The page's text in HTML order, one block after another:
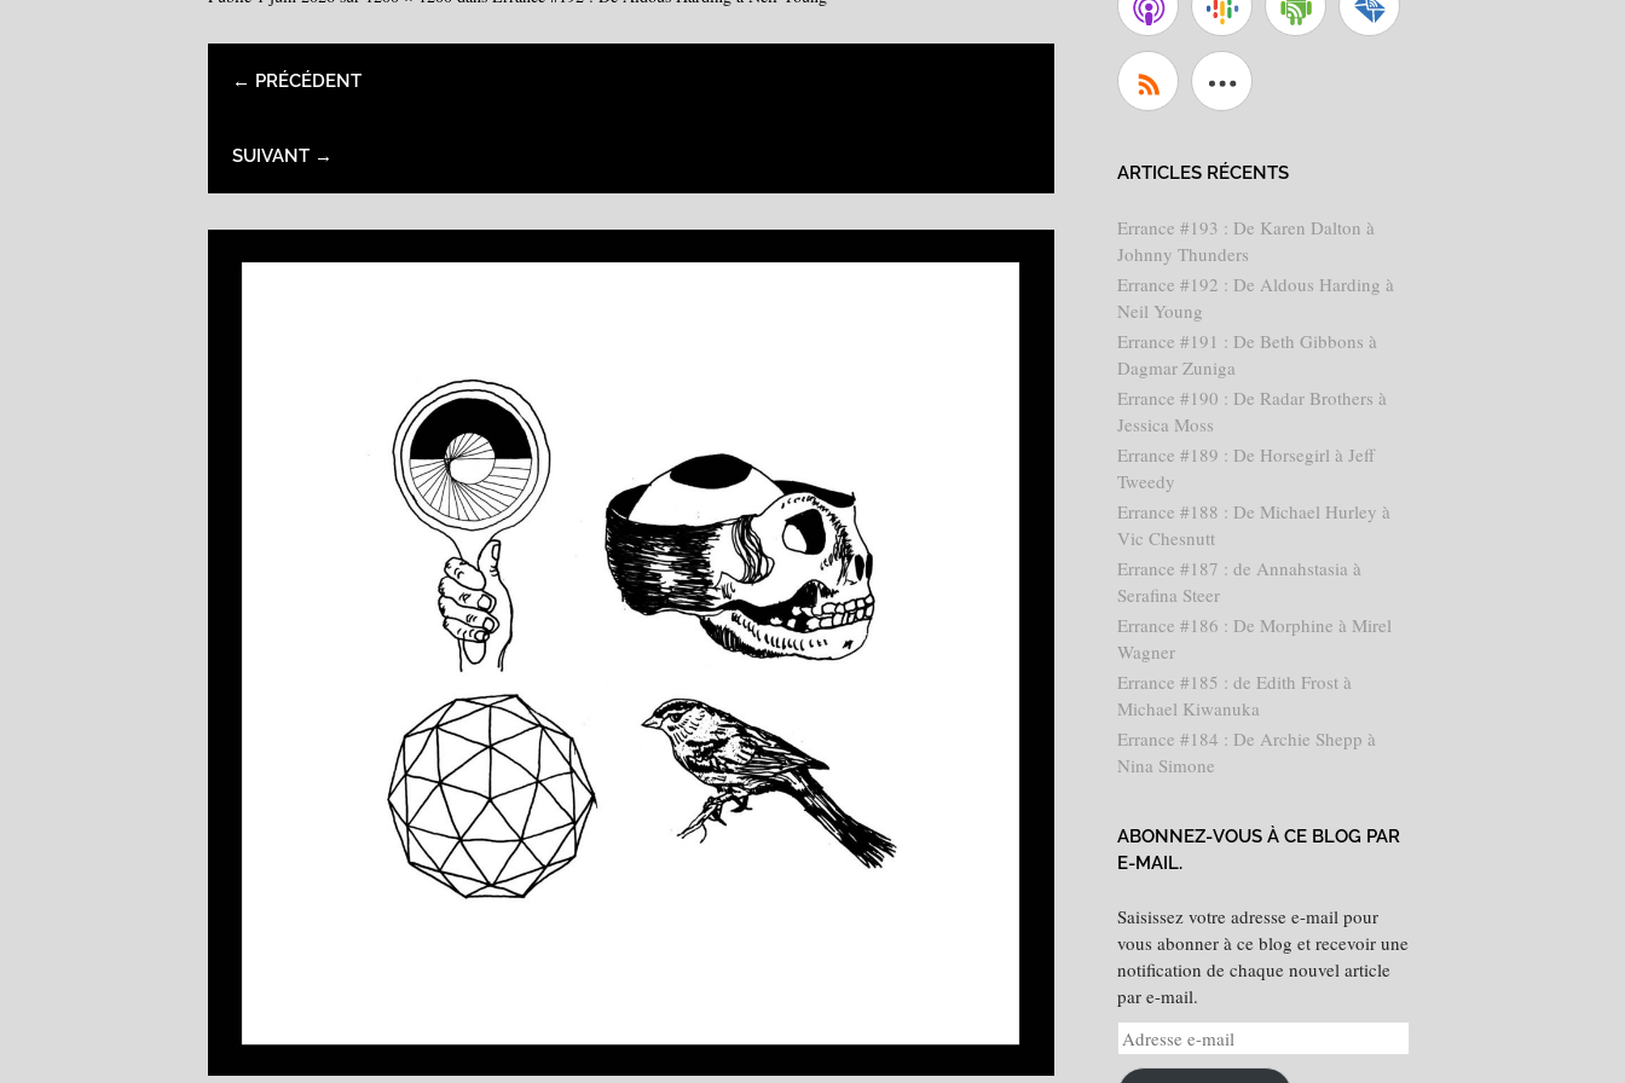
← PRÉCÉDENT
SUIVANT →
ARTICLES RÉCENTS
Errance #193 : De Karen Dalton à
Johnny Thunders
Errance #192 : De Aldous Harding à
Neil Young
Errance #191 : De Beth Gibbons à
Dagmar Zuniga
Errance #190 : De Radar Brothers à
Jessica Moss
Errance #189 : De Horsegirl à Jeff
Tweedy
Errance #188 : De Michael Hurley à
Vic Chesnutt
Errance #187 : de Annahstasia à
Serafina Steer
Errance #186 : De Morphine à Mirel
Wagner
Errance #185 : de Edith Frost à
Michael Kiwanuka
Errance #184 : De Archie Shepp à
Nina Simone
ABONNEZ-VOUS À CE BLOG PAR
E-MAIL.
Saisissez votre adresse e-mail pour
vous abonner à ce blog et recevoir une
notification de chaque nouvel article
par e-mail.
Adresse
e-